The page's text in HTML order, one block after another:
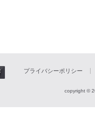
プライバシーポリシー
copyright ©